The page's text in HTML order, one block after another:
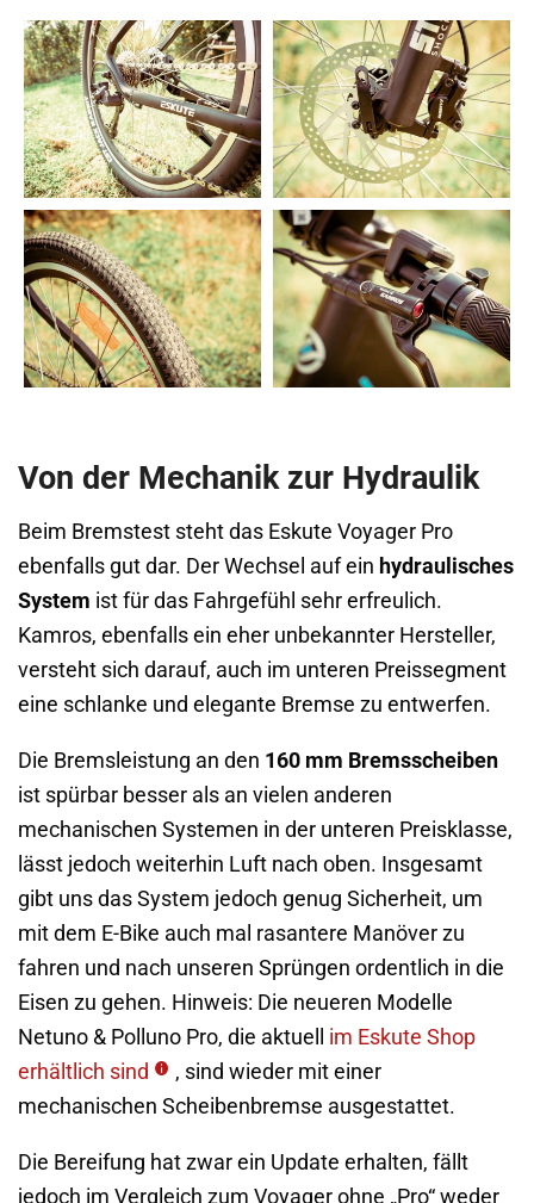
Von der Mechanik zur Hydraulik
Beim Bremstest steht das Eskute Voyager Pro
ebenfalls gut dar. Der Wechsel auf ein hydraulisches
System ist für das Fahrgefühl sehr erfreulich.
Kamros, ebenfalls ein eher unbekannter Hersteller,
versteht sich darauf, auch im unteren Preissegment
eine schlanke und elegante Bremse zu entwerfen.
Die Bremsleistung an den 160 mm Bremsscheiben
ist spürbar besser als an vielen anderen
mechanischen Systemen in der unteren Preisklasse,
lässt jedoch weiterhin Luft nach oben. Insgesamt
gibt uns das System jedoch genug Sicherheit, um
mit dem E-Bike auch mal rasantere Manöver zu
fahren und nach unseren Sprüngen ordentlich in die
Eisen zu gehen. Hinweis: Die neueren Modelle
Netuno & Polluno Pro, die aktuell im Eskute Shop
erhältlich sind
, sind wieder mit einer
mechanischen Scheibenbremse ausgestattet.
Die Bereifung hat zwar ein Update erhalten, fällt
jedoch im Vergleich zum Voyager ohne „Pro“ weder